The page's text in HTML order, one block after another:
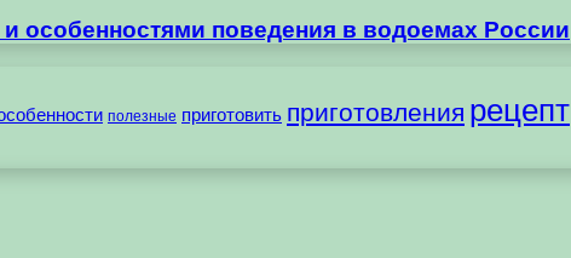
особенностями поведения в водоемах России
полезные приготовить приготовления рецепт